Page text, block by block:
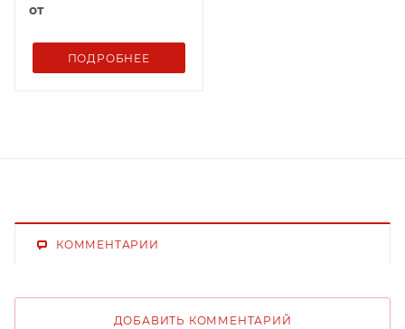
от
ПОДРОБНЕЕ
КОММЕНТАРИИ
ДОБАВИТЬ КОММЕНТАРИЙ